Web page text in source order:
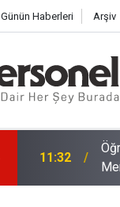
Günün Haberleri Arşiv
10:57
İlk